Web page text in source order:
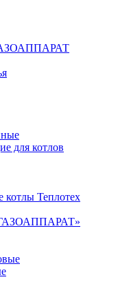
для котлов
котлы Теплотех